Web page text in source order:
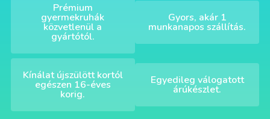
Prémium
gyermekruhák
közvetlenül a
gyártótól.
Gyors, akár 1
munkanapos szállítás.
Kínálat újszülött kortól
egészen 16-éves
korig.
Egyedileg válogatott
árúkészlet.